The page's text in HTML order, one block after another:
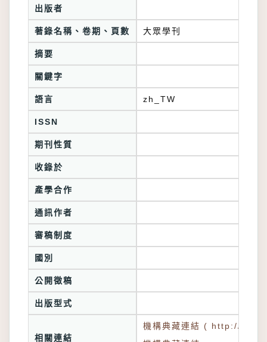
出版者
著錄名稱、卷期、頁數 大眾學刊
摘要
關鍵字
語言 zh_TW
ISSN
期刊性質
收錄於
產學合作
通訊作者
審稿制度
國別
公開徵稿
出版型式
相關連結
機構典藏連結 ( http://